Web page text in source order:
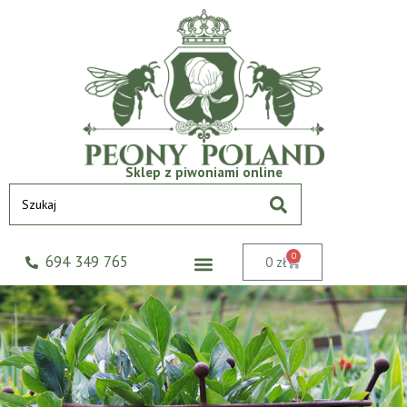
Sklep z piwoniami online
694 349 765 0 zł 0